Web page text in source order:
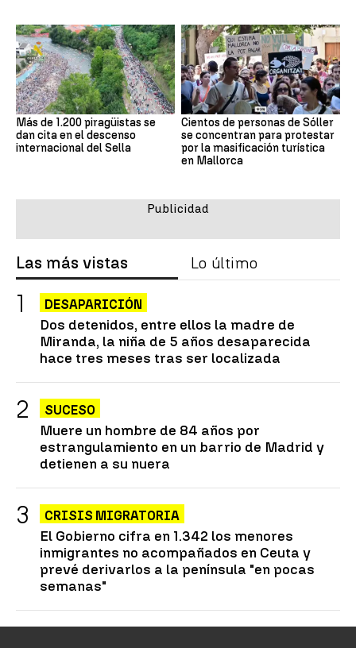
Más de 1.200 piragüistas se
dan cita en el descenso
internacional del Sella
Cientos de personas de Sóller
se concentran para protestar
por la masificación turística
en Mallorca
Las más vistas Lo último
DESAPARICIÓN
Dos detenidos, entre ellos la madre de
Miranda, la niña de 5 años desaparecida
hace tres meses tras ser localizada
SUCESO
Muere un hombre de 84 años por
estrangulamiento en un barrio de Madrid y
detienen a su nuera
CRISIS MIGRATORIA
El Gobierno cifra en 1.342 los menores
inmigrantes no acompañados en Ceuta y
prevé derivarlos a la península "en pocas
semanas"